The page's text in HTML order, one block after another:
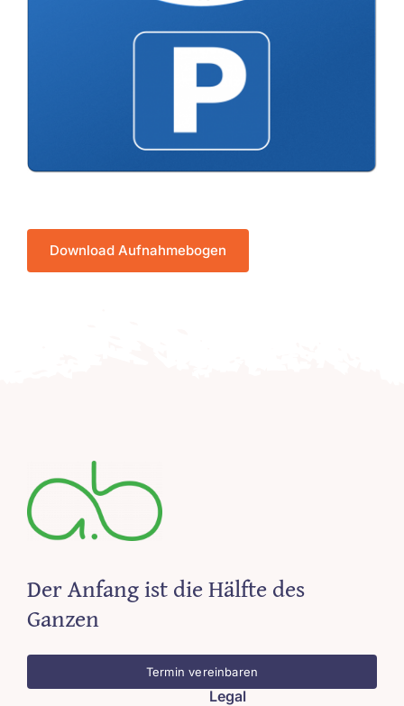
Download Aufnahmebogen
Der Anfang ist die Hälfte des
Ganzen
Termin vereinbaren
Legal